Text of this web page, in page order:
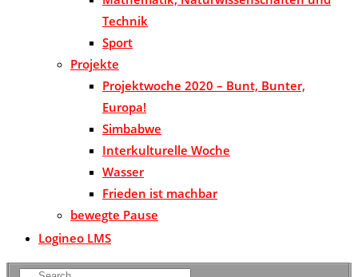
Technik
Sport
Projekte
Projektwoche 2020 – Bunt, Bunter,
Europa!
Simbabwe
Interkulturelle Woche
Wasser
Frieden ist machbar
bewegte Pause
Logineo LMS